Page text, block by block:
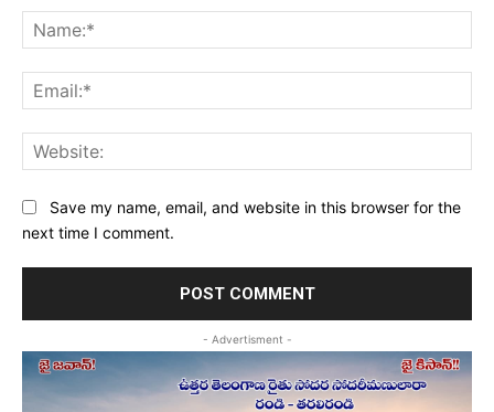
Save my name, email, and website in this browser for the
next time I comment.
- Advertisment -